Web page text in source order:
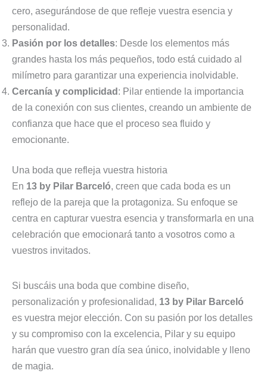
cero, asegurándose de que refleje vuestra esencia y
personalidad.
Pasión por los detalles: Desde los elementos más
grandes hasta los más pequeños, todo está cuidado al
milímetro para garantizar una experiencia inolvidable.
Cercanía y complicidad : Pilar entiende la importancia
de la conexión con sus clientes, creando un ambiente de
confianza que hace que el proceso sea fluido y
emocionante.
Una boda que refleja vuestra historia
En 13 by Pilar Barceló, creen que cada boda es un
reflejo de la pareja que la protagoniza. Su enfoque se
centra en capturar vuestra esencia y transformarla en una
celebración que emocionará tanto a vosotros como a
vuestros invitados.
Si buscáis una boda que combine diseño,
personalización y profesionalidad, 13 by Pilar Barceló
es vuestra mejor elección. Con su pasión por los detalles
y su compromiso con la excelencia, Pilar y su equipo
harán que vuestro gran día sea único, inolvidable y lleno
de magia.